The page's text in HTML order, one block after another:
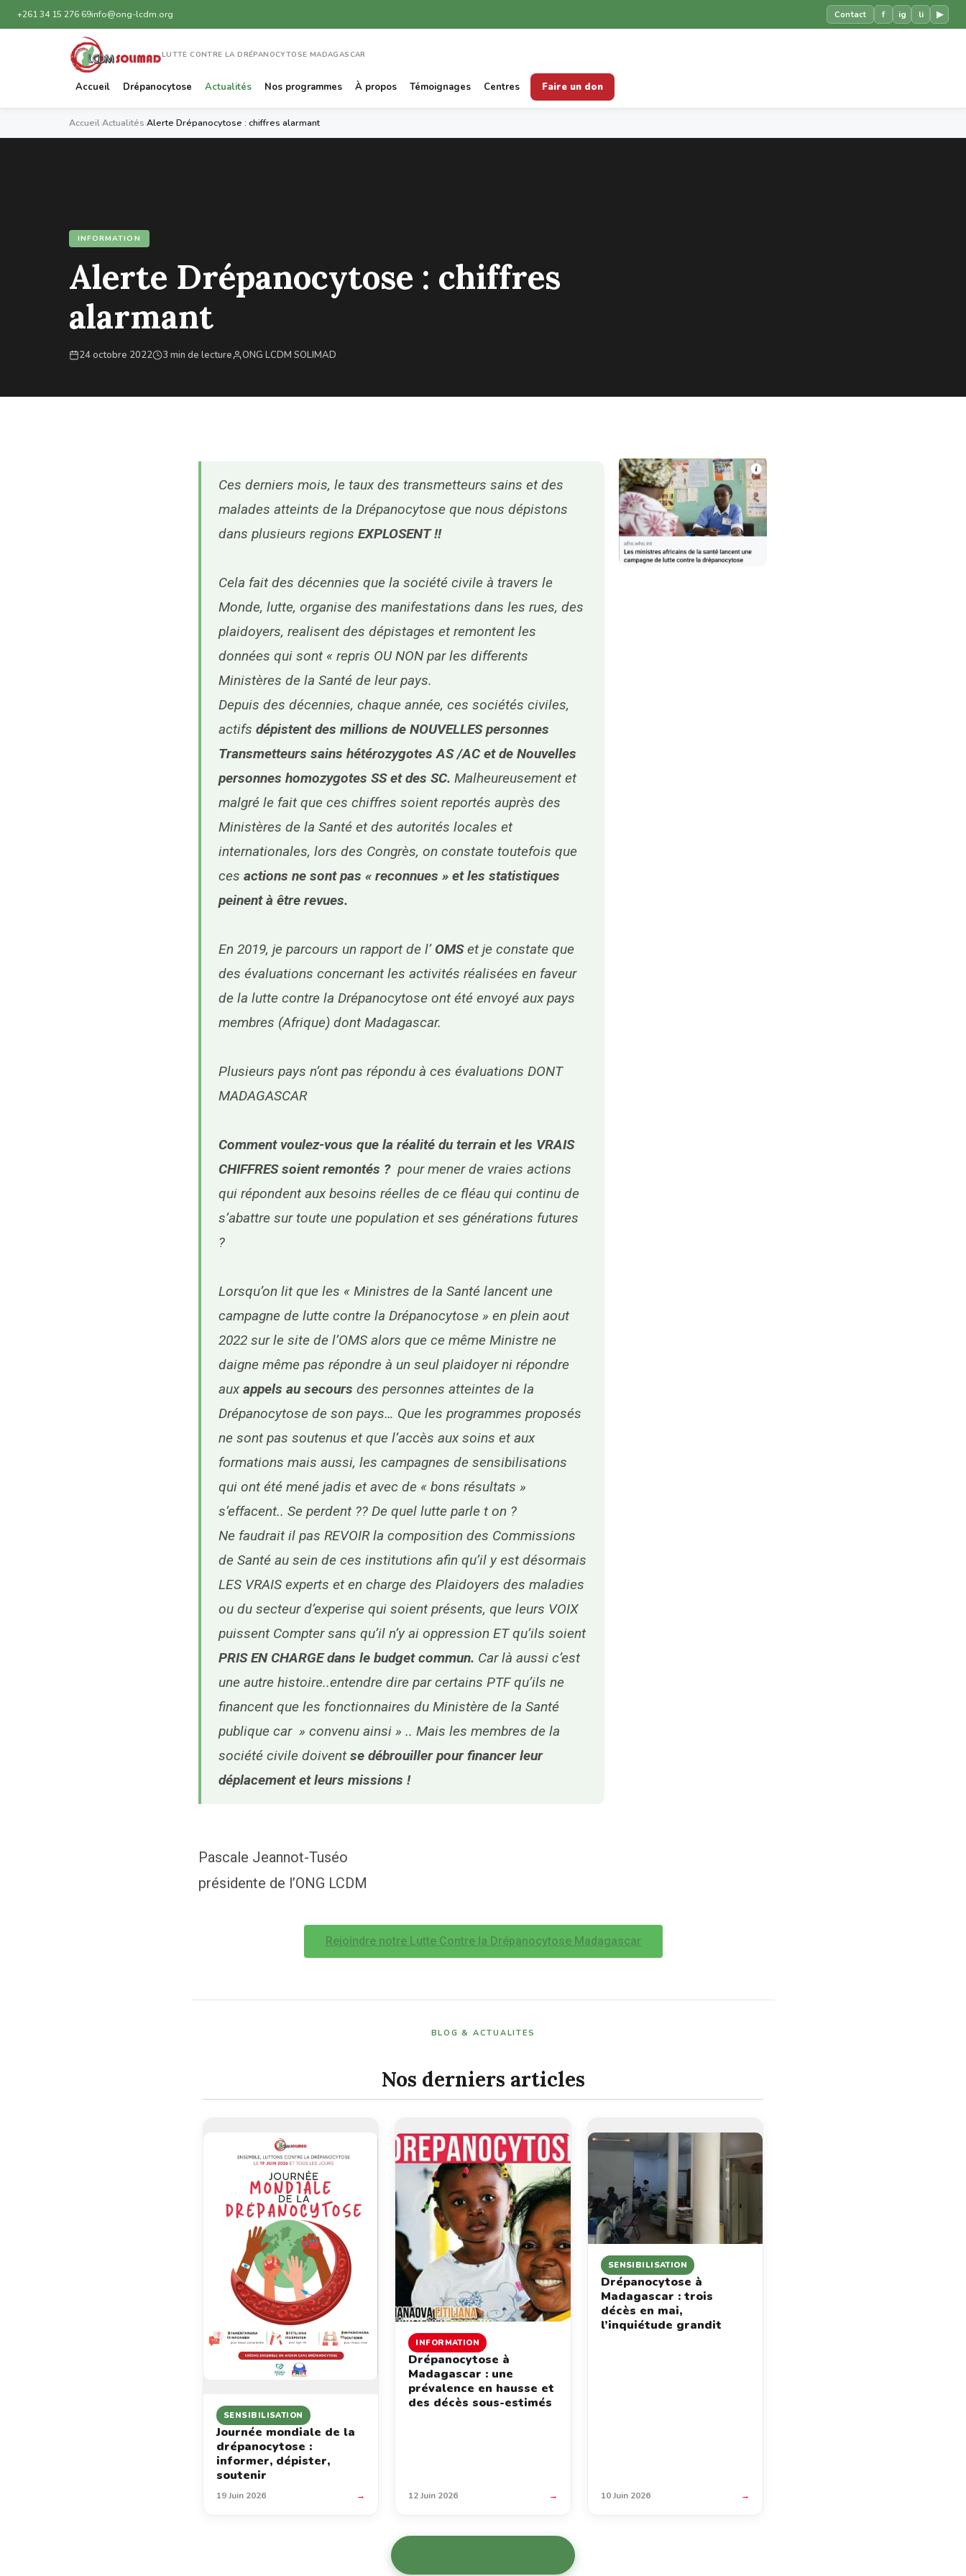
+261 34 15 276 69info@ong-lcdm.org Contact f ig li ▶
LUTTE CONTRE LA DRÉPANOCYTOSE MADAGASCAR
Accueil Drépanocytose Actualités Nos programmes À propos Témoignages Centres Faire un don
AccueilActualités Alerte Drépanocytose : chiffres alarmant
INFORMATION
Alerte Drépanocytose : chiffres
alarmant
24 octobre 2022 3 min de lecture ONG LCDM SOLIMAD
Ces derniers mois, le taux des transmetteurs sains et des
malades atteints de la Drépanocytose que nous dépistons
dans plusieurs regions EXPLOSENT !!
Cela fait des décennies que la société civile à travers le
Monde, lutte, organise des manifestations dans les rues, des
plaidoyers, realisent des dépistages et remontent les
données qui sont « repris OU NON par les differents
Ministères de la Santé de leur pays.
Depuis des décennies, chaque année, ces sociétés civiles,
actifs dépistent des millions de NOUVELLES personnes
Transmetteurs sains hétérozygotes AS /AC et de Nouvelles
personnes homozygotes SS et des SC. Malheureusement et
malgré le fait que ces chiffres soient reportés auprès des
Ministères de la Santé et des autorités locales et
internationales, lors des Congrès, on constate toutefois que
ces actions ne sont pas « reconnues » et les statistiques
peinent à être revues.
En 2019, je parcours un rapport de l’ OMSet je constate que
des évaluations concernant les activités réalisées en faveur
de la lutte contre la Drépanocytose ont été envoyé aux pays
membres (Afrique) dont Madagascar.
Plusieurs pays n’ont pas répondu à ces évaluations DONT
MADAGASCAR
Comment voulez-vous que la réalité du terrain et les VRAIS
CHIFFRES soient remontés ? pour mener de vraies actions
qui répondent aux besoins réelles de ce fléau qui continu de
s’abattre sur toute une population et ses générations futures
?
Lorsqu’on lit que les « Ministres de la Santé lancent une
campagne de lutte contre la Drépanocytose » en plein aout
2022 sur le site de l’OMS alors que ce même Ministre ne
daigne même pas répondre à un seul plaidoyer ni répondre
auxappels au secours des personnes atteintes de la
Drépanocytose de son pays… Que les programmes proposés
ne sont pas soutenus et que l’accès aux soins et aux
formations mais aussi, les campagnes de sensibilisations
qui ont été mené jadis et avec de « bons résultats »
s’effacent.. Se perdent ?? De quel lutte parle t on ?
Ne faudrait il pas REVOIR la composition des Commissions
de Santé au sein de ces institutions afin qu’il y est désormais
LES VRAIS experts et en charge des Plaidoyers des maladies
ou du secteur d’experise qui soient présents, que leurs VOIX
puissent Compter sans qu’il n’y ai oppression ET qu’ils soient
PRIS EN CHARGE dans le budget commun. Car là aussi c’est
une autre histoire..entendre dire par certains PTF qu’ils ne
financent que les fonctionnaires du Ministère de la Santé
publique car » convenu ainsi » .. Mais les membres de la
société civile doivent se débrouiller pour financer leur
déplacement et leurs missions !
Pascale Jeannot-Tuséo
présidente de l’ONG LCDM
Rejoindre notre Lutte Contre la Drépanocytose Madagascar
BLOG & ACTUALITES
Nos derniers articles
SENSIBILISATION
Journée mondiale de la
drépanocytose :
informer, dépister,
soutenir
19 Juin 2026 →
INFORMATION
Drépanocytose à
Madagascar : une
prévalence en hausse et
des décès sous-estimés
12 Juin 2026 →
SENSIBILISATION
Drépanocytose à
Madagascar : trois
décès en mai,
l’inquiétude grandit
10 Juin 2026 →